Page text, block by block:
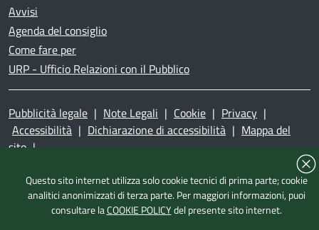
Avvisi
Agenda del consiglio
Come fare per
URP - Ufficio Relazioni con il Pubblico
Pubblicità legale | Note Legali | Cookie | Privacy |
Accessibilità | Dichiarazione di accessibilità | Mappa del
sito |
Questo sito internet utilizza solo cookie tecnici di prima parte; cookie
analitici anonimizzati di terza parte. Per maggiori informazioni, puoi
consultare laCOOKIE POLICYdel presente sito internet.